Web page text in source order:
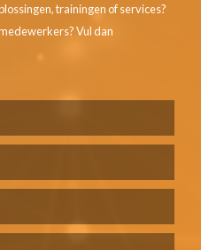
trainingen of services?
Vul dan